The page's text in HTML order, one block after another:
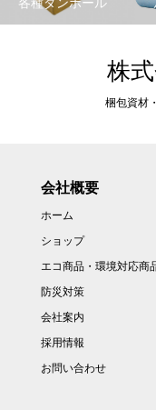
株
梱包資材
会社概要
ホーム
ショップ
エコ商品・環境対応商
防災対策
会社案内
採用情報
お問い合わせ